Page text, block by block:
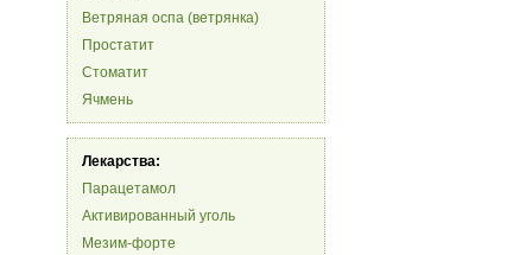
Ветряная оспа (ветрянка)
Простатит
Стоматит
Ячмень
Лекарства:
Парацетамол
Активированный уголь
Мезим-форте